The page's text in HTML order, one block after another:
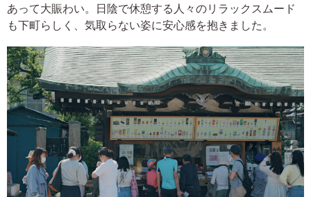
あって大賑わい。日陰で休憩する人々のリラックスムード
も下町らしく、気取らない姿に安心感を抱きました。